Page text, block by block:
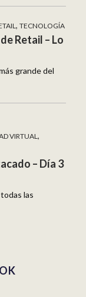
, TECNOLOGÍA
Retail – Lo
grande del
VIRTUAL,
– Día 3
las